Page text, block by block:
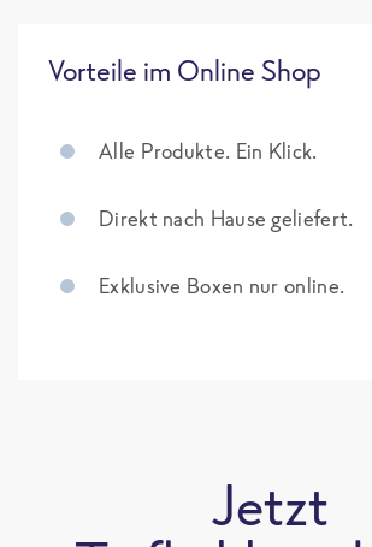
Vorteile im Online Shop
Alle Produkte. Ein Klick.
Direkt nach Hause geliefert.
Exklusive Boxen nur online.
Jetzt